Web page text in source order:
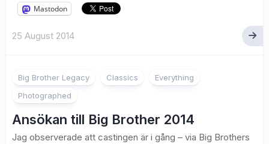
Mastodon
25 August 2014
Big Brother Legacy Classics
Everything
Photographed
Ansökan till Big Brother 2014
Jag observerade att castingen är i gång – via Big Brothers